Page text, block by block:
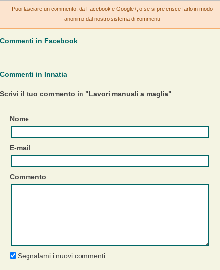
Puoi lasciare un commento, da Facebook e Google+, o se si preferisce farlo in modo
anonimo dal nostro sistema di commenti
Commenti in Facebook
Commenti in Innatia
Scrivi il tuo commento in "Lavori manuali a maglia"
Nome
E-mail
Commento
Segnalami i nuovi commenti